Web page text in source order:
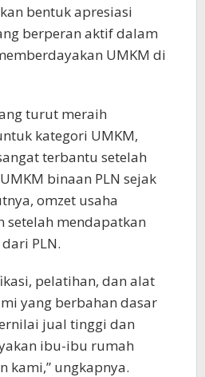
bentuk apresiasi
berperan aktif dalam
UMKM di
turut meraih
kategori UMKM,
terbantu setelah
binaan PLN sejak
omzet usaha
setelah mendapatkan
PLN.
pelatihan, dan alat
yang berbahan dasar
jual tinggi dan
ibu-ibu rumah
kami,” ungkapnya.